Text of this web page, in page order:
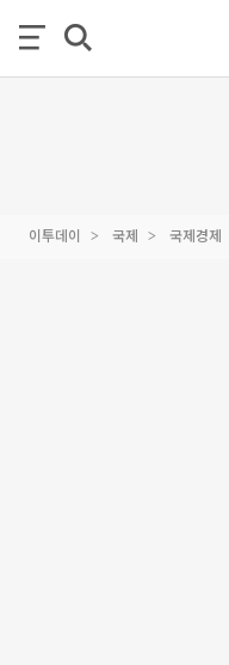
이투데이 국제 국제경제